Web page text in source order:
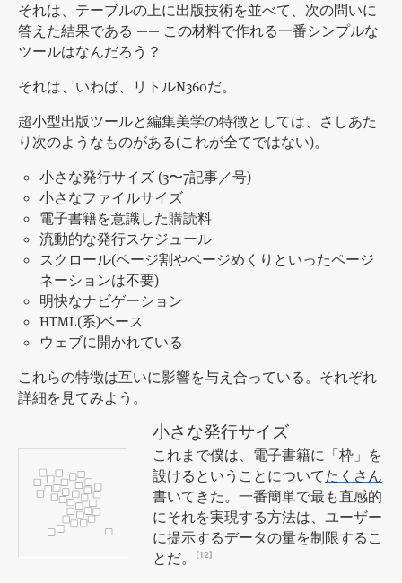
それは、テーブルの上に出版技術を並べて、次の問いに
答えた結果である —— この材料で作れる一番シンプルな
ツールはなんだろう？
それは、いわば、リトルN360だ。
超小型出版ツールと編集美学の特徴としては、さしあた
り次のようなものがある(これが全てではない)。
小さな発行サイズ (3〜7記事／号)
小さなファイルサイズ
電子書籍を意識した購読料
流動的な発行スケジュール
スクロール(ページ割やページめくりといったページ
ネーションは不要)
明快なナビゲーション
HTML(系)ベース
ウェブに開かれている
これらの特徴は互いに影響を与え合っている。それぞれ
詳細を見てみよう。
小さな発行サイズ
これまで僕は、電子書籍に「枠」を
設けるということについてたくさん
書いてきた。一番簡単で最も直感的
にそれを実現する方法は、ユーザー
に提示するデータの量を制限するこ
とだ。
[12]